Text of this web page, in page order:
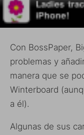
Con BossPaper,
problemas y
manera que se
Winterboard
a él).
Algunas de sus